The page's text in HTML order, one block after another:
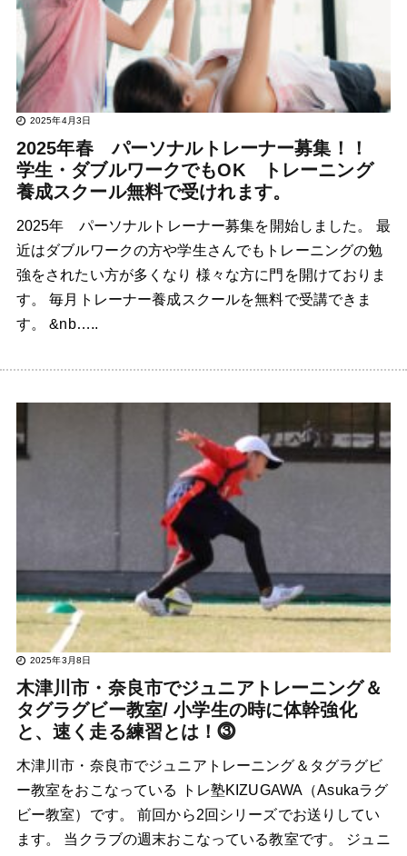
2025年4月3日
2025年春 パーソナルトレーナー募集！！
学生・ダブルワークでもOK トレーニング
養成スクール無料で受けれます。
2025年 パーソナルトレーナー募集を開始しました。 最
近はダブルワークの方や学生さんでもトレーニングの勉
強をされたい方が多くなり 様々な方に門を開けておりま
す。 毎月トレーナー養成スクールを無料で受講できま
す。 &nb…..
2025年3月8日
木津川市・奈良市でジュニアトレーニング＆
タグラグビー教室/ 小学生の時に体幹強化
と、速く走る練習とは！⓷
木津川市・奈良市でジュニアトレーニング＆タグラグビ
ー教室をおこなっている トレ塾KIZUGAWA（Asukaラグ
ビー教室）です。 前回から2回シリーズでお送りしてい
ます。 当クラブの週末おこなっている教室です。 ジュニ